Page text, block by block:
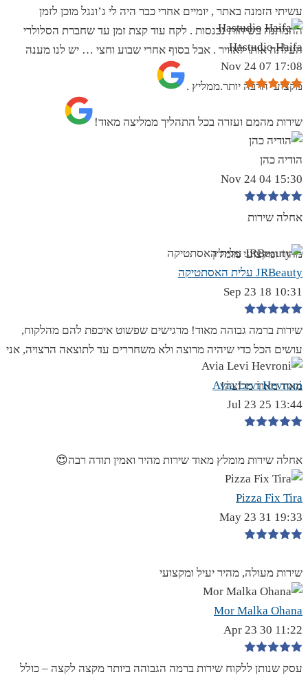
עשיתי הזמנה באתר , יומיים אחרי כבר היה לי ג’ונגל מוכן לזמן
ההמתנה בשיחות נכנסות . לקח עוד קצת זמן עד שחברת הסלולרי
העלתה אותו לאוויר . אבל בסוף אחרי שבוע וחצי … יש לנו מענה
מקצועי הרבה יותר.ממליץ .
Hastudio Haifa
17:08 07 Nov 24
שירות מהמם ועזרה בכל התהליך ממליצה מאוד!
הודיה כהן
15:30 04 Nov 24
אחלה שירות
מהיר ומקצועי מומלץ
JRBeauty עלית האסתטיקה
10:31 18 Sep 23
שירות ברמה גבוהה מאוד! מרגישים שפשוט איכפת להם מהלקוח,
עושים הכל כדי שיהיה מרוצה ולא משחררים עד לתוצאה הרצויה, אני
מאוד מאוד מרוצה!
Avia Levi Hevroni
13:44 25 Jul 23
אחלה שירות מומלץ מאוד שירות מהיר ואמין תודה רבה😍
Pizza Fix Tira
19:33 31 May 23
שירות מעולה, מהיר יעיל ומקצועי
Mor Malka Ohana
11:22 30 Apr 23
עסק שנותן ללקוח שירות ברמה הגבוהה ביותר מקצה לקצה – כולל